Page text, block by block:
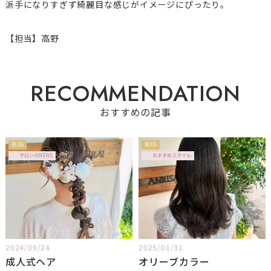
派手になりすぎず綺麗目な感じがイメージにぴったり。
【担当】高野
RECOMMENDATION
おすすめの記事
BLOG
サロンのNEWS
2024/09/24
成人式ヘア
BLOG
おすすめスタイル
2025/01/31
オリーブカラー